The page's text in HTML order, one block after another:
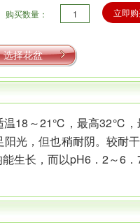
购买数量： 立即
选择花盆
温18～21℃，最高32℃
光，但也稍耐阴。较耐
生长，而以pH6．2～6．